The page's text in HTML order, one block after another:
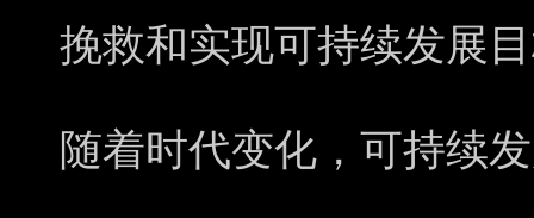
挽救和实现可持续发展
随着时代变化，可持续